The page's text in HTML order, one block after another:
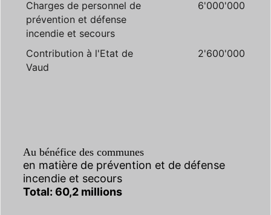
Charges de personnel de
prévention et défense
incendie et secours
6'000'000
Contribution à l'Etat de
Vaud
2'600'000
Au bénéfice des communes
en matière de prévention et de défense
incendie et secours
Total: 60,2 millions